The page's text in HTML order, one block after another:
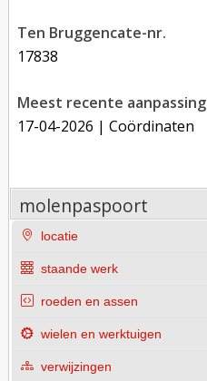
Ten Bruggencate-nr.
17838
Meest recente aanpassing
17-04-2026 | Coördinaten
molenpaspoort
locatie
staande werk
roeden en assen
wielen en werktuigen
verwijzingen